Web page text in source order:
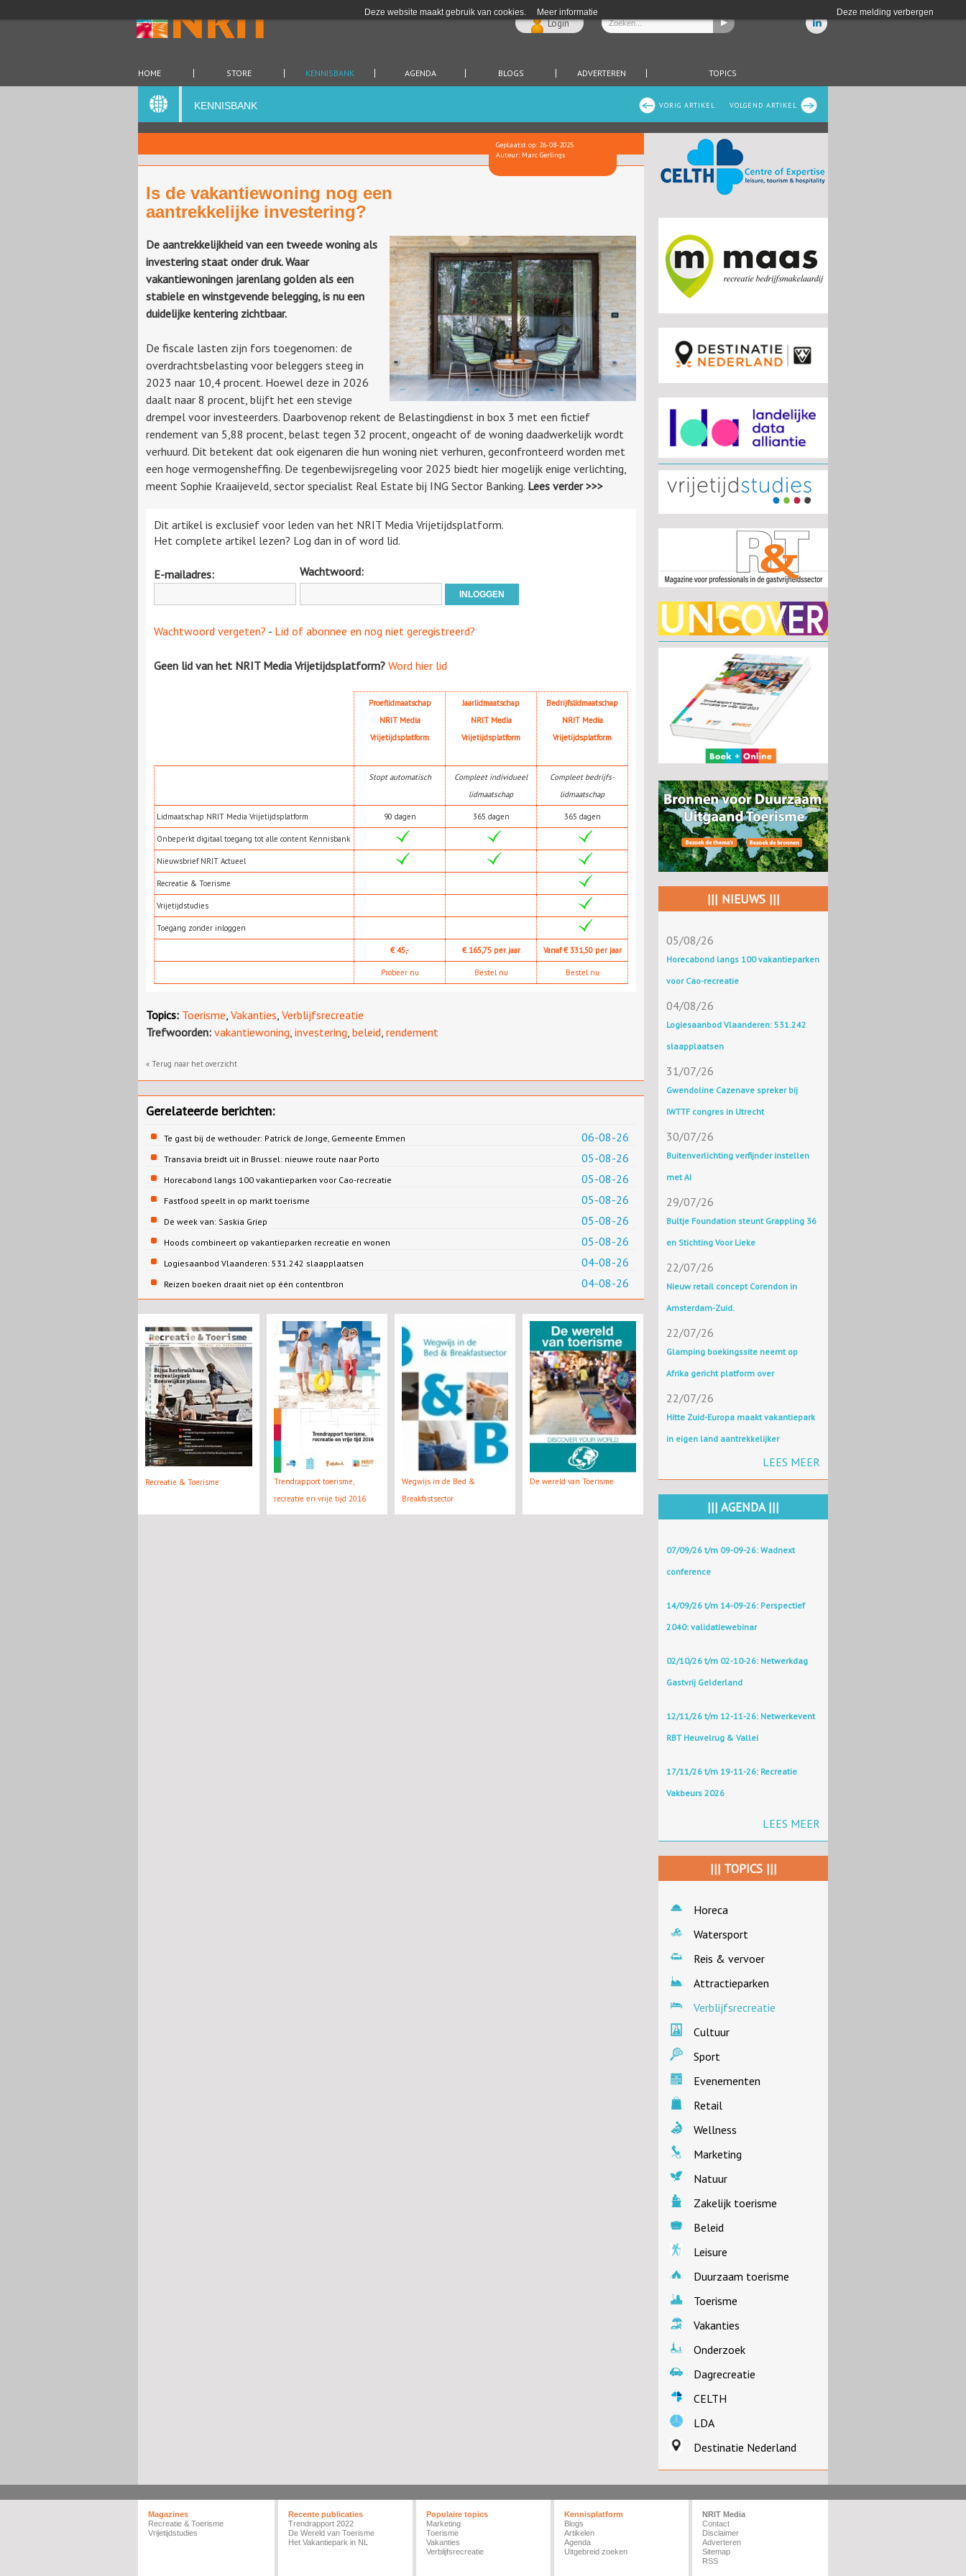
Deze website maakt gebruik van cookies. Meer informatie Deze melding verbergen
Login
HOME STORE KENNISBANK AGENDA BLOGS ADVERTEREN TOPICS
VOLGEND ARTIKEL
VORIG ARTIKEL
KENNISBANK
Geplaatst op: 26-08-2025
Auteur: Marc Gerlings
Is de vakantiewoning nog een
aantrekkelijke investering?
De aantrekkelijkheid van een tweede woning als
investering staat onder druk. Waar
vakantiewoningen jarenlang golden als een
stabiele en winstgevende belegging, is nu een
duidelijke kentering zichtbaar.
De fiscale lasten zijn fors toegenomen: de
overdrachtsbelasting voor beleggers steeg in
2023 naar 10,4 procent. Hoewel deze in 2026
daalt naar 8 procent, blijft het een stevige
drempel voor investeerders. Daarbovenop rekent de Belastingdienst in box 3 met een fictief
rendement van 5,88 procent, belast tegen 32 procent, ongeacht of de woning daadwerkelijk wordt
verhuurd. Dit betekent dat ook eigenaren die hun woning niet verhuren, geconfronteerd worden met
een hoge vermogensheffing. De tegenbewijsregeling voor 2025 biedt hier mogelijk enige verlichting,
meent Sophie Kraaijeveld, sector specialist Real Estate bij ING Sector Banking. Lees verder >>>
Dit artikel is exclusief voor leden van het NRIT Media Vrijetijdsplatform.
Het complete artikel lezen? Log dan in of word lid.
E-mailadres: Wachtwoord:
Wachtwoord vergeten? - Lid of abonnee en nog niet geregistreerd?
Geen lid van het NRIT Media Vrijetijdsplatform? Word hier lid
Proeflidmaatschap
NRIT Media
Vrijetijdsplatform
Jaarlidmaatschap
NRIT Media
Vrijetijdsplatform
Bedrijfslidmaatschap
NRIT Media
Vrijetijdsplatform
Stopt automatisch
Compleet individueel
lidmaatschap
Compleet bedrijfs-
lidmaatschap
Lidmaatschap NRIT Media Vrijetijdsplatform 90 dagen 365 dagen 365 dagen
Onbeperkt digitaal toegang tot alle content Kennisbank
Nieuwsbrief NRIT Actueel
Recreatie & Toerisme
Vrijetijdstudies
Toegang zonder inloggen
€ 45,- € 165,75 per jaar Vanaf € 331,50 per jaar
Probeer nu Bestel nu Bestel nu
Topics: Toerisme Vakanties Verblijfsrecreatie
Trefwoorden: vakantiewoning investering beleid rendement
« Terug naar het overzicht
Gerelateerde berichten:
06-08-26
Te gast bij de wethouder: Patrick de Jonge, Gemeente Emmen
05-08-26
Transavia breidt uit in Brussel: nieuwe route naar Porto
05-08-26
Horecabond langs 100 vakantieparken voor Cao-recreatie
05-08-26
Fastfood speelt in op markt toerisme
05-08-26
De week van: Saskia Griep
05-08-26
Hoods combineert op vakantieparken recreatie en wonen
04-08-26
Logiesaanbod Vlaanderen: 531.242 slaapplaatsen
04-08-26
Reizen boeken draait niet op één contentbron
Recreatie & Toerisme
Trendrapport toerisme,
recreatie en vrije tijd 2016
Wegwijs in de Bed &
Breakfastsector
De wereld van Toerisme
||| NIEUWS |||
05/08/26
Horecabond langs 100 vakantieparken
voor Cao-recreatie
04/08/26
Logiesaanbod Vlaanderen: 531.242
slaapplaatsen
31/07/26
Gwendoline Cazenave spreker bij
IWTTF congres in Utrecht
30/07/26
Buitenverlichting verfijnder instellen
met AI
29/07/26
Bultje Foundation steunt Grappling 36
en Stichting Voor Lieke
22/07/26
Nieuw retail concept Corendon in
Amsterdam-Zuid.
22/07/26
Glamping boekingssite neemt op
Afrika gericht platform over
22/07/26
Hitte Zuid-Europa maakt vakantiepark
in eigen land aantrekkelijker
LEES MEER
||| AGENDA |||
07/09/26 t/m 09-09-26: Wadnext
conference
14/09/26 t/m 14-09-26: Perspectief
2040: validatiewebinar
02/10/26 t/m 02-10-26: Netwerkdag
Gastvrij Gelderland
12/11/26 t/m 12-11-26: Netwerkevent
RBT Heuvelrug & Vallei
17/11/26 t/m 19-11-26: Recreatie
Vakbeurs 2026
LEES MEER
||| TOPICS |||
Horeca
Watersport
Reis & vervoer
Attractieparken
Verblijfsrecreatie
Cultuur
Sport
Evenementen
Retail
Wellness
Marketing
Natuur
Zakelijk toerisme
Beleid
Leisure
Duurzaam toerisme
Toerisme
Vakanties
Onderzoek
Dagrecreatie
CELTH
LDA
Destinatie Nederland
Magazines
Recreatie & Toerisme
Vrijetijdstudies
Recente publicaties
Trendrapport 2022
De Wereld van Toerisme
Het Vakantiepark in NL
Populaire topics
Marketing
Toerisme
Vakanties
Verblijfsrecreatie
Kennisplatform
Blogs
Artikelen
Agenda
Uitgebreid zoeken
NRIT Media
Contact
Disclaimer
Adverteren
Sitemap
RSS